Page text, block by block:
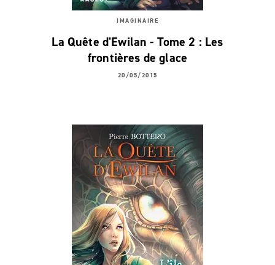
IMAGINAIRE
La Quête d'Ewilan - Tome 2 : Les
frontières de glace
20/05/2015